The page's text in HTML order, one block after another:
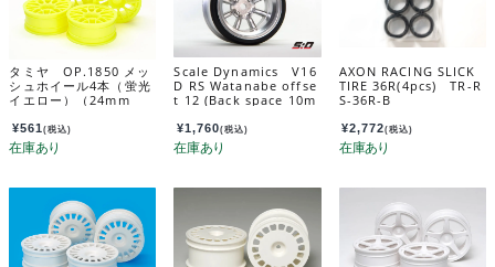
タミヤ OP.1850 メッ
シュホイール4本（蛍光
イエロー）（24mm
4850
¥561(税込)
Scale Dynamics V16
D RS Watanabe offse
t 12 (Back space 10m
10152
¥1,760(税込)
AXON RACING SLICK
TIRE 36R(4pcs) TR-R
S-36R-B
¥2,772(税込)